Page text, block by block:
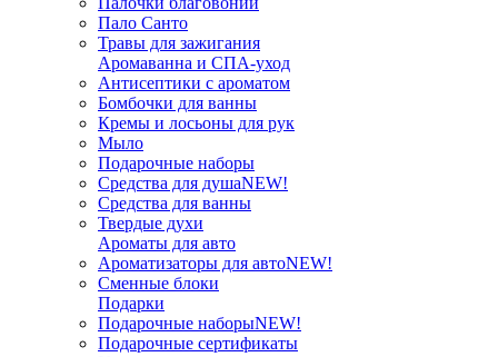
Пало Санто
Травы для зажигания
Аромаванна и СПА-уход
Антисептики с ароматом
Бомбочки для ванны
Кремы и лосьоны для рук
Мыло
Подарочные наборы
Средства для душаNEW!
Средства для ванны
Твердые духи
Ароматы для авто
Ароматизаторы для автоNEW!
Сменные блоки
Подарки
Подарочные наборыNEW!
Подарочные сертификаты